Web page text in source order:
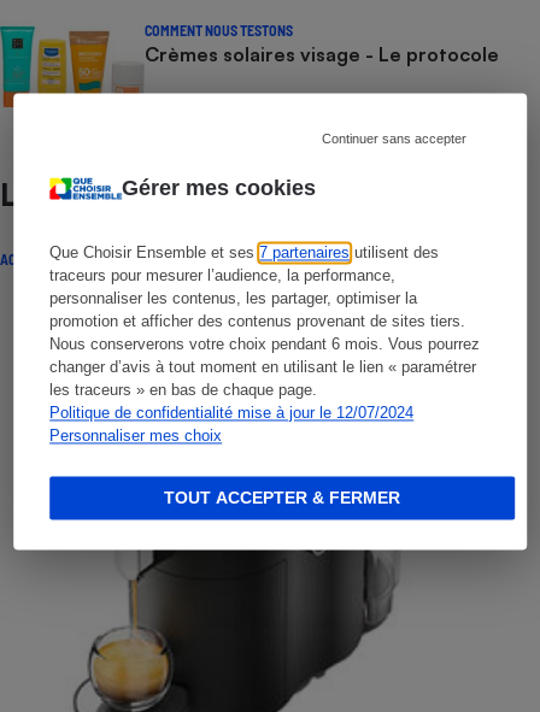
Gérer mes cookies
Que Choisir Ensemble et ses7 partenaires utilisent des
traceurs pour mesurer l’audience, la performance,
personnaliser les contenus, les partager, optimiser la
promotion et afficher des contenus provenant de sites tiers.
Nous conserverons votre choix pendant 6 mois. Vous pourrez
changer d’avis à tout moment en utilisant le lien « paramétrer
les traceurs » en bas de chaque page.
Politique de confidentialité mise à jour le 12/07/2024
Personnaliser mes choix
Continuer sans accepter
TOUT ACCEPTER & FERMER
COMMENT NOUS TESTONS
Crèmes solaires visage - Le protocole
Lire aussi
ACTUALITÉ